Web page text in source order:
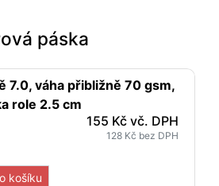
páska
7.0, váha přibližně 70 gsm,
role 2.5 cm
155 Kč vč. DPH
128 Kč bez DPH
košíku